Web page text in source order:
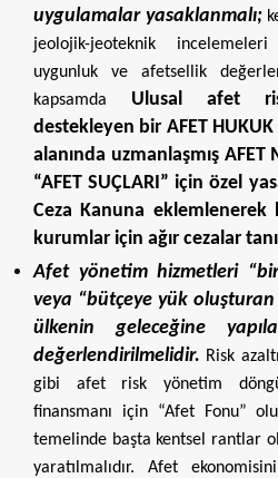
uygulamalar yasaklanmalı;
jeolojik-jeoteknik
uygunluk ve afetsellik
kapsamda Ulusal afet
destekleyen bir AFET
alanında uzmanlaşmış AFET
“AFET SUÇLARI” için özel
Ceza Kanuna eklemlenerek
kurumlar için ağır cezalar
Afet yönetim hizmetleri
veya “bütçeye yük
ülkenin geleceğine
değerlendirilmelidir. Risk
gibi afet risk yönetim
finansmanı için “Afet Fonu”
temelinde başta kentsel rantlar
yaratılmalıdır. Afet